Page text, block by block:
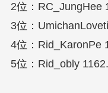
2位：RC_JungHee
3位：
4位：Rid_KaronPe
5位：Rid_obly